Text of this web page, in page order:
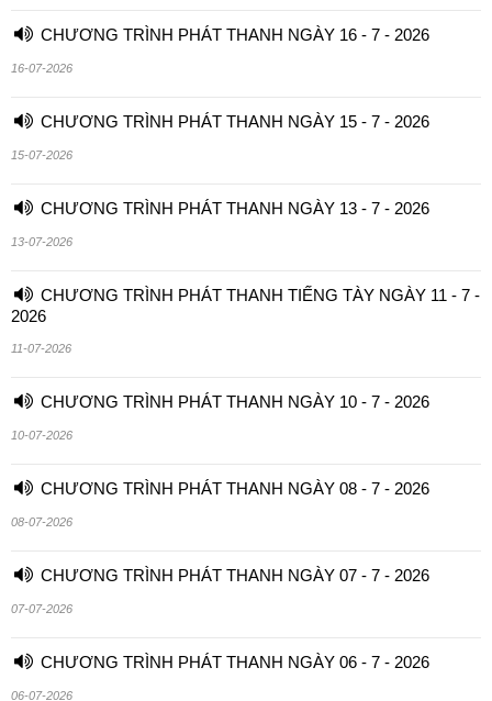
CHƯƠNG TRÌNH PHÁT THANH NGÀY 16 - 7 - 2026
16-07-2026
CHƯƠNG TRÌNH PHÁT THANH NGÀY 15 - 7 - 2026
15-07-2026
CHƯƠNG TRÌNH PHÁT THANH NGÀY 13 - 7 - 2026
13-07-2026
CHƯƠNG TRÌNH PHÁT THANH TIẾNG TÀY NGÀY 11 - 7 -
2026
11-07-2026
CHƯƠNG TRÌNH PHÁT THANH NGÀY 10 - 7 - 2026
10-07-2026
CHƯƠNG TRÌNH PHÁT THANH NGÀY 08 - 7 - 2026
08-07-2026
CHƯƠNG TRÌNH PHÁT THANH NGÀY 07 - 7 - 2026
07-07-2026
CHƯƠNG TRÌNH PHÁT THANH NGÀY 06 - 7 - 2026
06-07-2026